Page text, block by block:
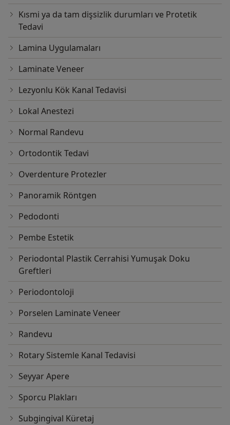
Kısmi ya da tam dişsizlik durumları ve Protetik
Tedavi
Lamina Uygulamaları
Laminate Veneer
Lezyonlu Kök Kanal Tedavisi
Lokal Anestezi
Normal Randevu
Ortodontik Tedavi
Overdenture Protezler
Panoramik Röntgen
Pedodonti
Pembe Estetik
Periodontal Plastik Cerrahisi Yumuşak Doku
Greftleri
Periodontoloji
Porselen Laminate Veneer
Randevu
Rotary Sistemle Kanal Tedavisi
Seyyar Apere
Sporcu Plakları
Subgingival Küretaj